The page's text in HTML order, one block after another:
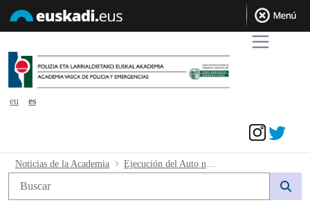
eu
es
Ejecución del Auto nº 171/2023 - avpe
Noticias de la Academia
Búsqueda web